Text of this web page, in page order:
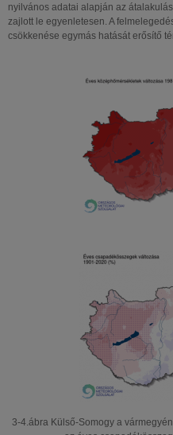
nyilvános adatai alapján az
zajlott le egyenletesen. A
csökkenése egymás hatását erősítő
3-4.ábra Külső-Somogy a